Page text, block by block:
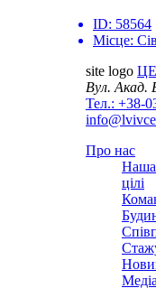
ID: 58564
Місце:
site logo
Вул. Акад.
Тел.: +38-
Про нас
Наша
цілі